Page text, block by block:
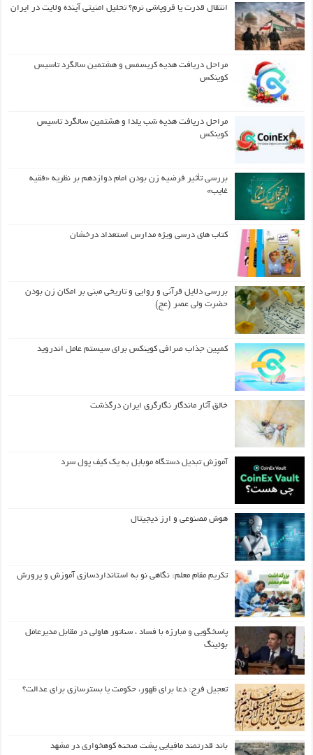
انتقال قدرت یا فروپاشی نرم؟ تحلیل امنیتی آینده ولایت در ایران
مراحل دریافت هدیه کریسمس و هشتمین سالگرد تاسیس
کوینکس
مراحل دریافت هدیه شب یلدا و هشتمین سالگرد تاسیس
کوینکس
بررسی تأثیر فرضیه زن بودن امام دوازدهم بر نظریه «فقیه
غایب»
کتاب های درسی ویژه مدارس استعداد درخشان
بررسی دلایل قرآنی و روایی و تاریخی مبنی بر امکان زن بودن
حضرت ولی عصر (عج)
کمپین جذاب صرافی کوینکس برای سیستم عامل اندروید
خالق آثار ماندگار نگارگری ایران درگذشت
آموزش تبدیل دستگاه موبایل به یک کیف‌ پول سرد
هوش مصنوعی و ارز دیجیتال
تکریم مقام معلم: نگاهی نو به استانداردسازی آموزش و پرورش
پاسخگویی و مبارزه با فساد ، سناتور هاولی در مقابل مدیرعامل
بوئینگ
تعجیل فرج: دعا برای ظهور، حکومت یا بسترسازی برای عدالت؟
باند قدرتمند مافیایی پشت صحنه کوهخواری در مشهد